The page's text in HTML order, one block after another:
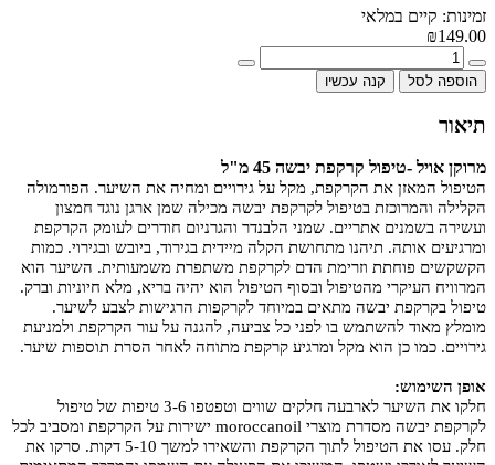
זמינות: קיים במלאי
₪149.00
הוספה לסל קנה עכשיו
תיאור
מרוקן אויל -טיפול קרקפת יבשה 45 מ"ל
הטיפול המאזן את הקרקפת, מקל על גירויים ומחיה את השיער. הפורמולה
הקלילה והמרוכזת בטיפול לקרקפת יבשה מכילה שמן ארגן נוגד חמצון
ועשירה בשמנים אתריים. שמני הלבנדר והגרניום חודרים לעומק הקרקפת
ומרגיעים אותה. תיהנו מתחושת הקלה מיידית בגירוד, ביובש ובגירוי. כמות
הקשקשים פוחתת וזרימת הדם לקרקפת משתפרת משמעותית. השיער הוא
המרוויח העיקרי מהטיפול ובסוף הטיפול הוא יהיה בריא, מלא חיוניות וברק.
טיפול בקרקפת יבשה מתאים במיוחד לקרקפות הרגישות לצבע לשיער.
מומלץ מאוד להשתמש בו לפני כל צביעה, להגנה על עור הקרקפת ולמניעת
גירויים. כמו כן הוא מקל ומרגיע קרקפת מתוחה לאחר הסרת תוספות שיער.
אופן השימוש:
חלקו את השיער לארבעה חלקים שווים וטפטפו 3-6 טיפות של טיפול
לקרקפת יבשה מסדרת מוצרי moroccanoil ישירות על הקרקפת ומסביב לכל
חלק. עסו את הטיפול לתוך הקרקפת והשאירו למשך 5-10 דקות. סרקו את